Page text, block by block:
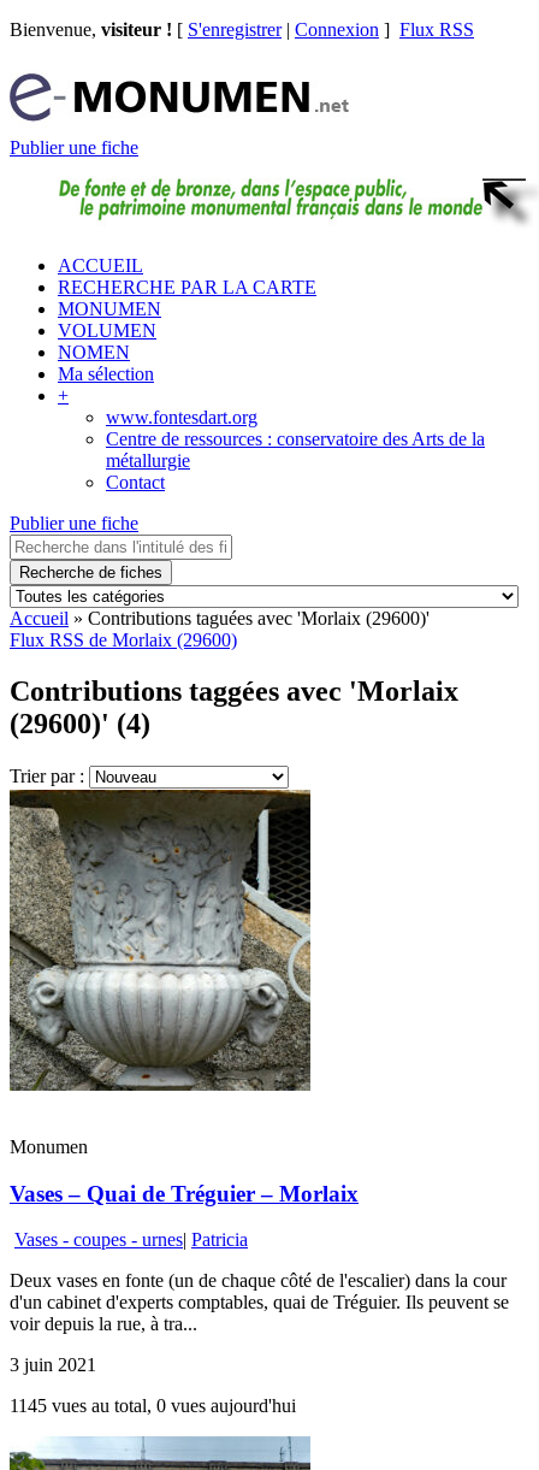
Bienvenue, visiteur ! [ S'enregistrer| Connexion ] Flux RSS
Publier une fiche
ACCUEIL
RECHERCHE PAR LA CARTE
MONUMEN
VOLUMEN
NOMEN
Ma sélection
+
www.fontesdart.org
Centre de ressources : conservatoire des Arts de la
métallurgie
Contact
Publier une fiche
Recherche de fiches
Accueil » Contributions taguées avec 'Morlaix (29600)'
Flux RSS de Morlaix (29600)
Contributions taggées avec 'Morlaix
(29600)' (4)
Trier par :
Monumen
Vases – Quai de Tréguier – Morlaix
Vases - coupes - urnes| Patricia
Deux vases en fonte (un de chaque côté de l'escalier) dans la cour
d'un cabinet d'experts comptables, quai de Tréguier. Ils peuvent se
voir depuis la rue, à tra...
3 juin 2021
1145 vues au total, 0 vues aujourd'hui